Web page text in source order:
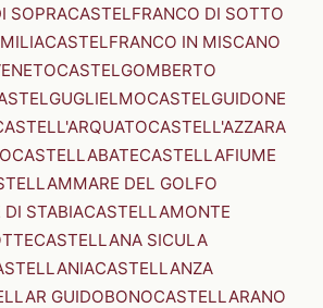
SOPRACASTELFRANCO DI SOTTO
CASTELFRANCO IN MISCANO
CASTELGOMBERTO
CASTELGUIDONE
CASTELL'AZZARA
CASTELLABATECASTELLAFIUME
DEL GOLFO
STABIACASTELLAMONTE
CASTELLANA SICULA
CASTELLANZA
GUIDOBONOCASTELLARANO